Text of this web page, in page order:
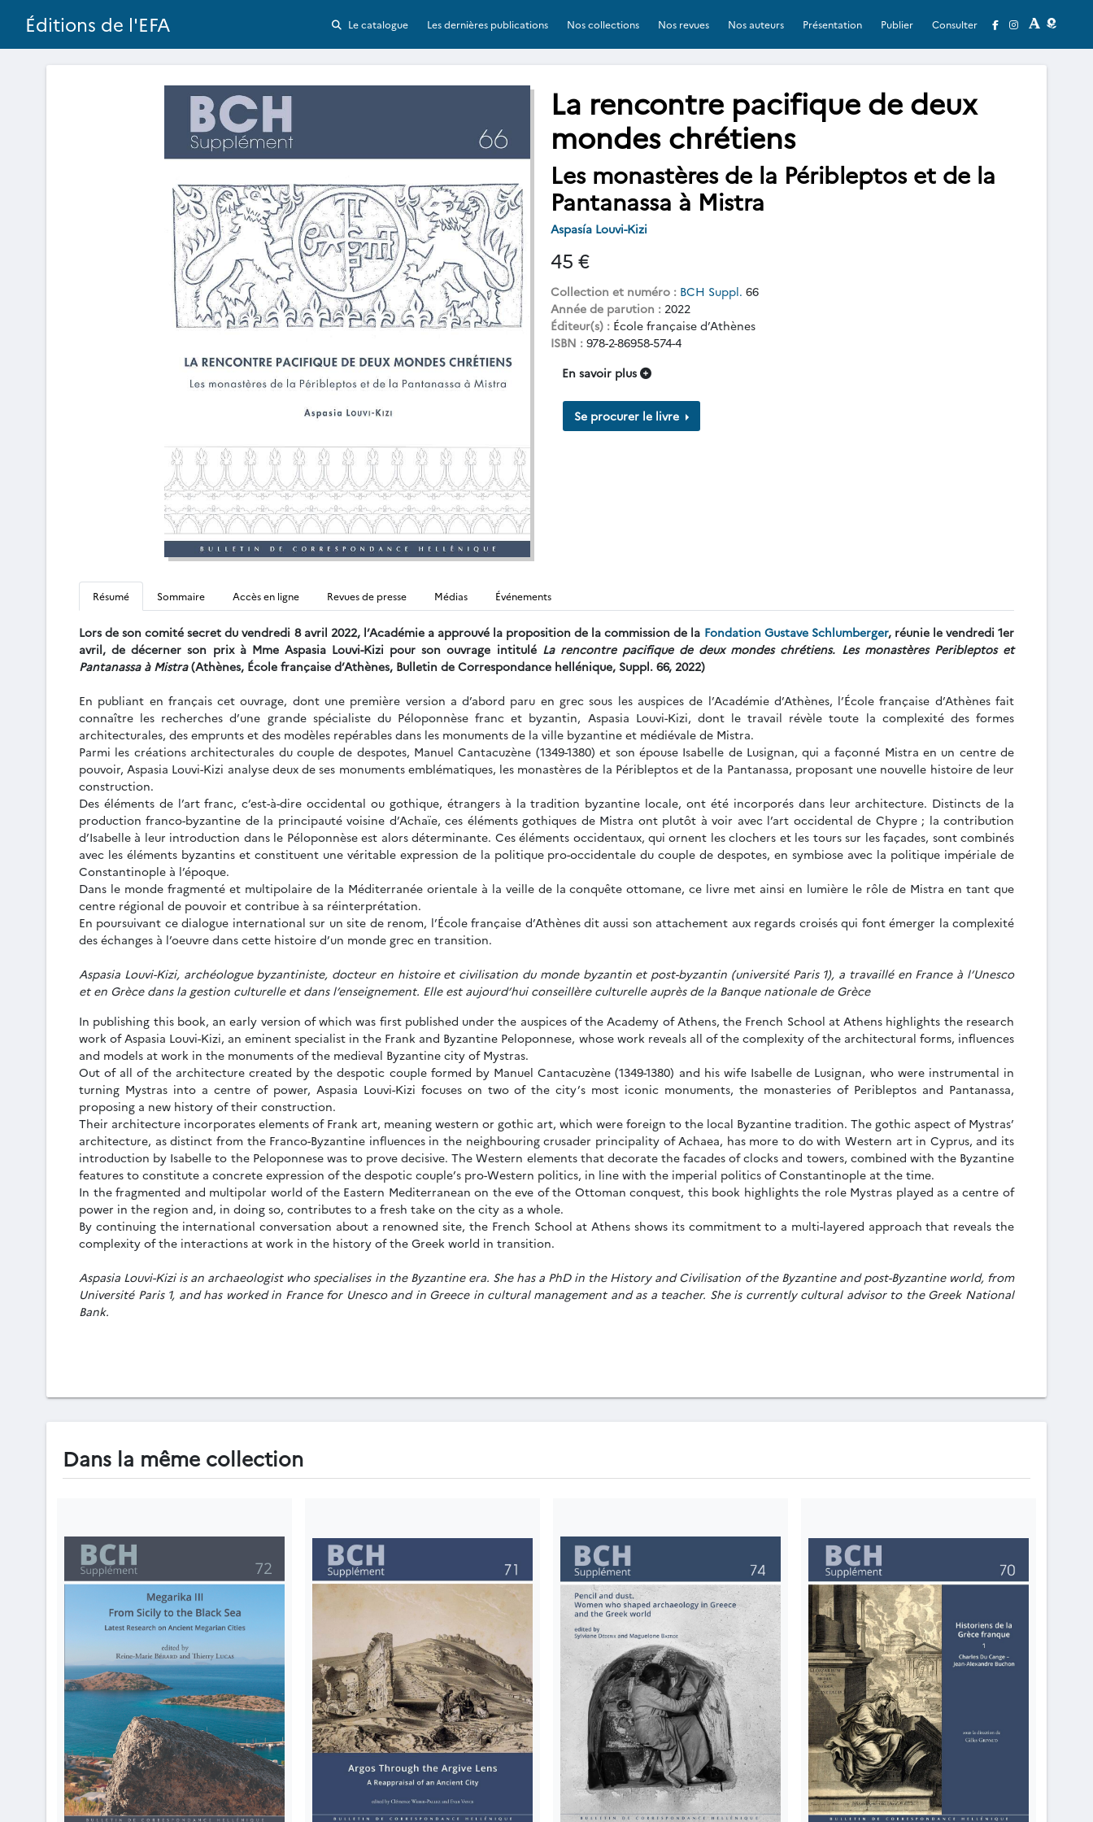
Éditions de l'EFA Le catalogue Les dernières publications Nos collections Nos revues Nos auteurs Présentation Publier Consulter
La rencontre pacifique de deux
mondes chrétiens
Les monastères de la Péribleptos et de la
Pantanassa à Mistra
Aspasía Louvi-Kizi
45 €
Collection et numéro : BCH Suppl. 66
Année de parution : 2022
Éditeur(s) : École française d’Athènes
ISBN : 978-2-86958-574-4
En savoir plus
Se procurer le livre
Résumé Sommaire Accès en ligne Revues de presse Médias Événements
Lors de son comité secret du vendredi 8 avril 2022, l’Académie a approuvé la proposition de la commission de la Fondation Gustave Schlumberger, réunie le vendredi 1er
avril, de décerner son prix à Mme Aspasia Louvi-Kizi pour son ouvrage intitulé La rencontre pacifique de deux mondes chrétiens. Les monastères Peribleptos et
Pantanassa à Mistra(Athènes, École française d’Athènes, Bulletin de Correspondance hellénique, Suppl. 66, 2022)
En publiant en français cet ouvrage, dont une première version a d’abord paru en grec sous les auspices de l’Académie d’Athènes, l’École française d’Athènes fait
connaître les recherches d’une grande spécialiste du Péloponnèse franc et byzantin, Aspasia Louvi-Kizi, dont le travail révèle toute la complexité des formes
architecturales, des emprunts et des modèles repérables dans les monuments de la ville byzantine et médiévale de Mistra.
Parmi les créations architecturales du couple de despotes, Manuel Cantacuzène (1349-1380) et son épouse Isabelle de Lusignan, qui a façonné Mistra en un centre de
pouvoir, Aspasia Louvi-Kizi analyse deux de ses monuments emblématiques, les monastères de la Péribleptos et de la Pantanassa, proposant une nouvelle histoire de leur
construction.
Des éléments de l’art franc, c’est-à-dire occidental ou gothique, étrangers à la tradition byzantine locale, ont été incorporés dans leur architecture. Distincts de la
production franco-byzantine de la principauté voisine d’Achaïe, ces éléments gothiques de Mistra ont plutôt à voir avec l’art occidental de Chypre ; la contribution
d’Isabelle à leur introduction dans le Péloponnèse est alors déterminante. Ces éléments occidentaux, qui ornent les clochers et les tours sur les façades, sont combinés
avec les éléments byzantins et constituent une véritable expression de la politique pro-occidentale du couple de despotes, en symbiose avec la politique impériale de
Constantinople à l’époque.
Dans le monde fragmenté et multipolaire de la Méditerranée orientale à la veille de la conquête ottomane, ce livre met ainsi en lumière le rôle de Mistra en tant que
centre régional de pouvoir et contribue à sa réinterprétation.
En poursuivant ce dialogue international sur un site de renom, l’École française d’Athènes dit aussi son attachement aux regards croisés qui font émerger la complexité
des échanges à l’oeuvre dans cette histoire d’un monde grec en transition.
Aspasia Louvi-Kizi, archéologue byzantiniste, docteur en histoire et civilisation du monde byzantin et post-byzantin (université Paris 1), a travaillé en France à l’Unesco
et en Grèce dans la gestion culturelle et dans l’enseignement. Elle est aujourd’hui conseillère culturelle auprès de la Banque nationale de Grèce
In publishing this book, an early version of which was first published under the auspices of the Academy of Athens, the French School at Athens highlights the research
work of Aspasia Louvi-Kizi, an eminent specialist in the Frank and Byzantine Peloponnese, whose work reveals all of the complexity of the architectural forms, influences
and models at work in the monuments of the medieval Byzantine city of Mystras.
Out of all of the architecture created by the despotic couple formed by Manuel Cantacuzène (1349-1380) and his wife Isabelle de Lusignan, who were instrumental in
turning Mystras into a centre of power, Aspasia Louvi-Kizi focuses on two of the city’s most iconic monuments, the monasteries of Peribleptos and Pantanassa,
proposing a new history of their construction.
Their architecture incorporates elements of Frank art, meaning western or gothic art, which were foreign to the local Byzantine tradition. The gothic aspect of Mystras’
architecture, as distinct from the Franco-Byzantine influences in the neighbouring crusader principality of Achaea, has more to do with Western art in Cyprus, and its
introduction by Isabelle to the Peloponnese was to prove decisive. The Western elements that decorate the facades of clocks and towers, combined with the Byzantine
features to constitute a concrete expression of the despotic couple’s pro-Western politics, in line with the imperial politics of Constantinople at the time.
In the fragmented and multipolar world of the Eastern Mediterranean on the eve of the Ottoman conquest, this book highlights the role Mystras played as a centre of
power in the region and, in doing so, contributes to a fresh take on the city as a whole.
By continuing the international conversation about a renowned site, the French School at Athens shows its commitment to a multi-layered approach that reveals the
complexity of the interactions at work in the history of the Greek world in transition.
Aspasia Louvi-Kizi is an archaeologist who specialises in the Byzantine era. She has a PhD in the History and Civilisation of the Byzantine and post-Byzantine world, from
Université Paris 1, and has worked in France for Unesco and in Greece in cultural management and as a teacher. She is currently cultural advisor to the Greek National
Bank.
Dans la même collection